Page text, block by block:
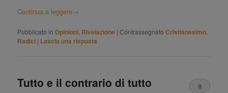
Continua a leggere→
Pubblicato in Opinioni Rivelazione |Contrassegnato Cristianesimo
Radici | Lascia una risposta
Tutto e il contrario di tutto 8